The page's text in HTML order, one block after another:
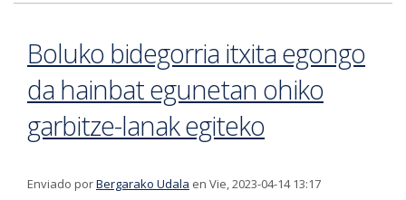
Boluko bidegorria itxita egongo
da hainbat egunetan ohiko
garbitze-lanak egiteko
Enviado porBergarako Udala en Vie, 2023-04-14 13:17